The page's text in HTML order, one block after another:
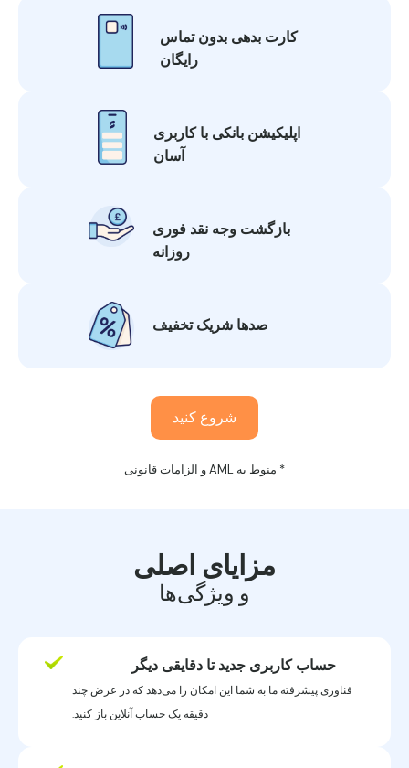
کارت بدهی بدون تماس
رایگان
اپلیکیشن بانکی با کاربری
آسان
بازگشت وجه نقد فوری
روزانه
صدها شریک تخفیف
شروع کنید
* منوط به AML و الزامات قانونی
مزایای اصلی
و ویژگی‌ها
حساب کاربری جدید تا دقایقی دیگر
فناوری پیشرفته ما به شما این امکان را می‌دهد که در عرض چند
دقیقه یک حساب آنلاین باز کنید.